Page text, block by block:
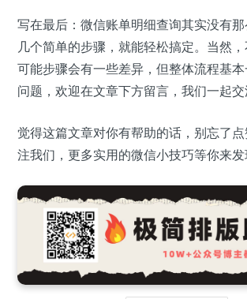
写在最后：微信账单明细查询其实没有
几个简单的步骤，就能轻松搞定。当然
可能步骤会有一些差异，但整体流程基
问题，欢迎在文章下方留言，我们一起交
觉得这篇文章对你有帮助的话，别忘了
注我们，更多实用的微信小技巧等你来发